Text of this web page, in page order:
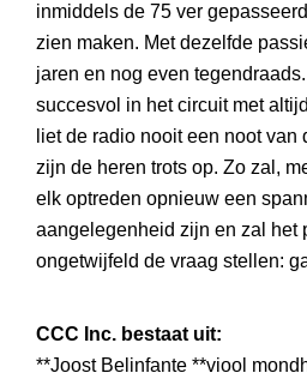
inmiddels de 75 ver
zien maken. Met dezelfde
jaren en nog even
succesvol in het circuit met
liet de radio nooit een noot
zijn de heren trots op. Zo zal,
elk optreden opnieuw een
aangelegenheid zijn en zal het
ongetwijfeld de vraag stellen:
CCC Inc. bestaat uit:
**Joost Belinfante **viool